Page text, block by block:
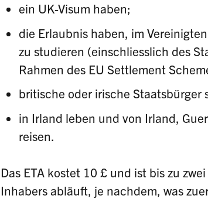
ein UK-Visum haben;
die Erlaubnis haben, im
zu studieren (einschliesslich des
Rahmen des EU Settlement
britische oder irische Staatsbürger
in Irland leben und von Irland,
reisen.
Das ETA kostet 10 £ und ist bis zu
Inhabers abläuft, je nachdem, was